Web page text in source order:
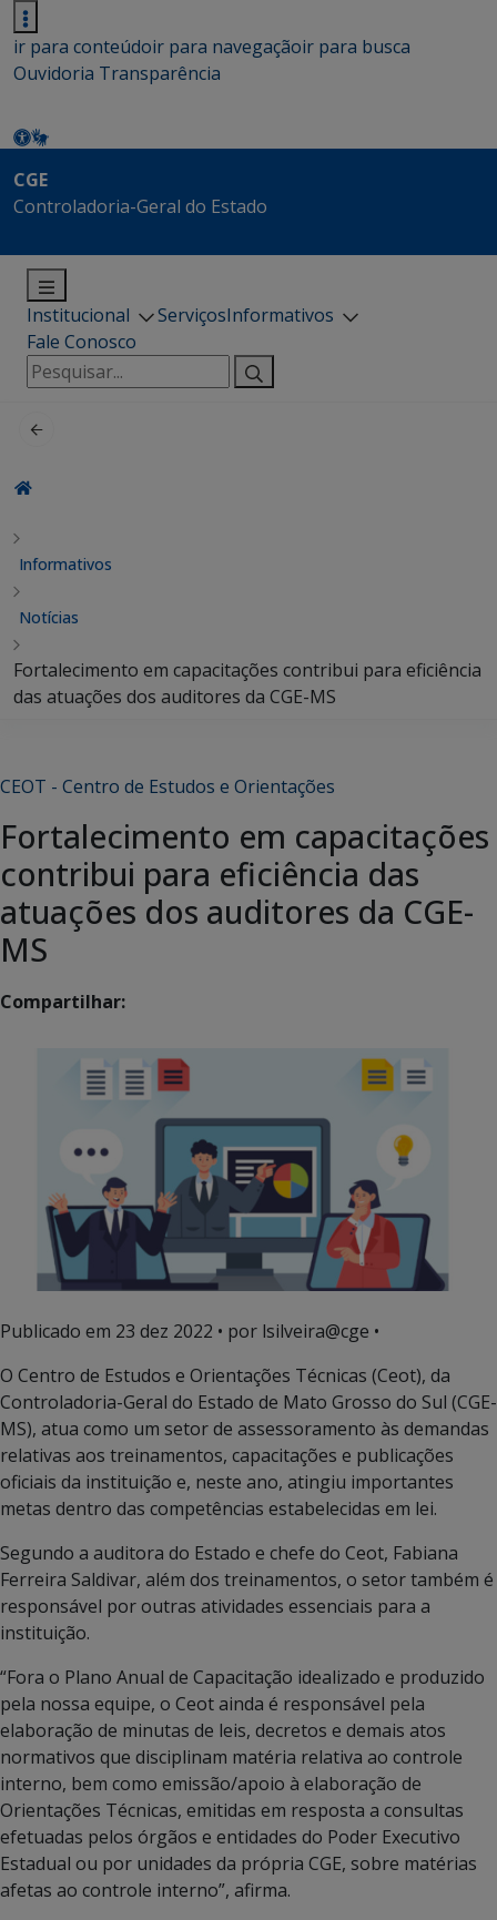
ir para conteúdoir para navegaçãoir para busca
Ouvidoria Transparência
CGE
Controladoria-Geral do Estado
Institucional ServiçosInformativos
Fale Conosco
Pesquisar
por:
Informativos
Notícias
Fortalecimento em capacitações contribui para eficiência
das atuações dos auditores da CGE-MS
CEOT - Centro de Estudos e Orientações
Fortalecimento em capacitações
contribui para eficiência das
atuações dos auditores da CGE-
MS
Compartilhar:
Publicado em 23 dez 2022 • por lsilveira@cge •
O Centro de Estudos e Orientações Técnicas (Ceot), da
Controladoria-Geral do Estado de Mato Grosso do Sul (CGE-
MS), atua como um setor de assessoramento às demandas
relativas aos treinamentos, capacitações e publicações
oficiais da instituição e, neste ano, atingiu importantes
metas dentro das competências estabelecidas em lei.
Segundo a auditora do Estado e chefe do Ceot, Fabiana
Ferreira Saldivar, além dos treinamentos, o setor também é
responsável por outras atividades essenciais para a
instituição.
“Fora o Plano Anual de Capacitação idealizado e produzido
pela nossa equipe, o Ceot ainda é responsável pela
elaboração de minutas de leis, decretos e demais atos
normativos que disciplinam matéria relativa ao controle
interno, bem como emissão/apoio à elaboração de
Orientações Técnicas, emitidas em resposta a consultas
efetuadas pelos órgãos e entidades do Poder Executivo
Estadual ou por unidades da própria CGE, sobre matérias
afetas ao controle interno”, afirma.